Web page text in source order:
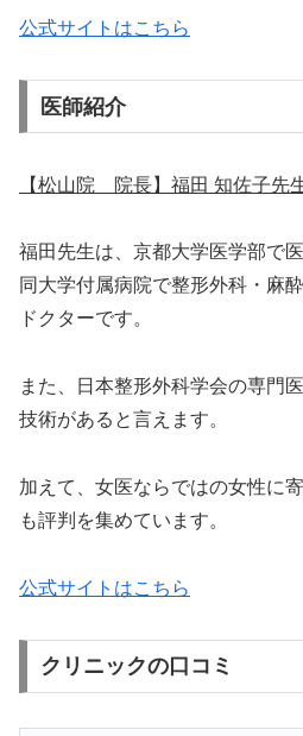
公式サイトはこちら
医師紹介
【松山院 院長】福田 知佐子先
福田先生は、京都大学医学部で
同大学付属病院で整形外科・麻
ドクターです。
また、日本整形外科学会の専門
技術があると言えます。
加えて、女医ならではの女性に
も評判を集めています。
公式サイトはこちら
クリニックの口コミ